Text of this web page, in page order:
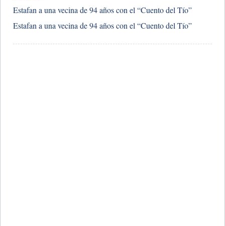
​Estafan a una vecina de 94 años con el “Cuento del Tío”
​Estafan a una vecina de 94 años con el “Cuento del Tío”